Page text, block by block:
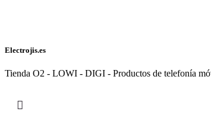
Electrojis.es
Tienda O2 - LOWI - DIGI - Productos de telefonía